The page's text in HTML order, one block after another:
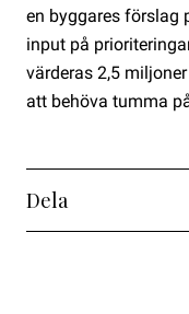
en byggares förslag
input på
värderas 2,5
att behöva tumma
Dela